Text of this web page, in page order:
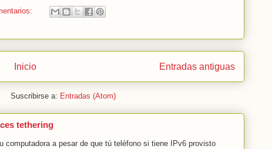
Entradas antiguas
Inicio
Suscribirse a: Entradas (Atom)
tethering
a pesar de que tú teléfono si tiene IPv6 provisto